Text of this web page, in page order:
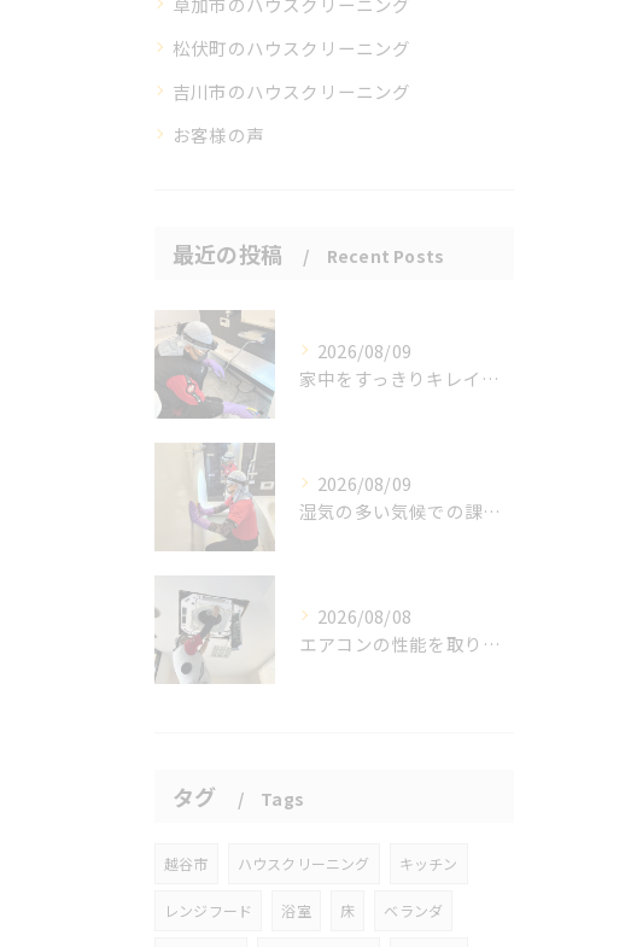
松伏町のハウスクリーニング
吉川市のハウスクリーニング
お客様の声
最近の投稿 Recent Posts
2026/08/09
家中をすっきりキレイに保ちましょう。
2026/08/09
湿気の多い気候での課題。
2026/08/08
エアコンの性能を取り戻しませんか？
タグ Tags
越谷市 ハウスクリーニング キッチン
レンジフード 浴室 床 ベランダ